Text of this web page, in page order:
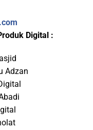
Digital :
Adzan